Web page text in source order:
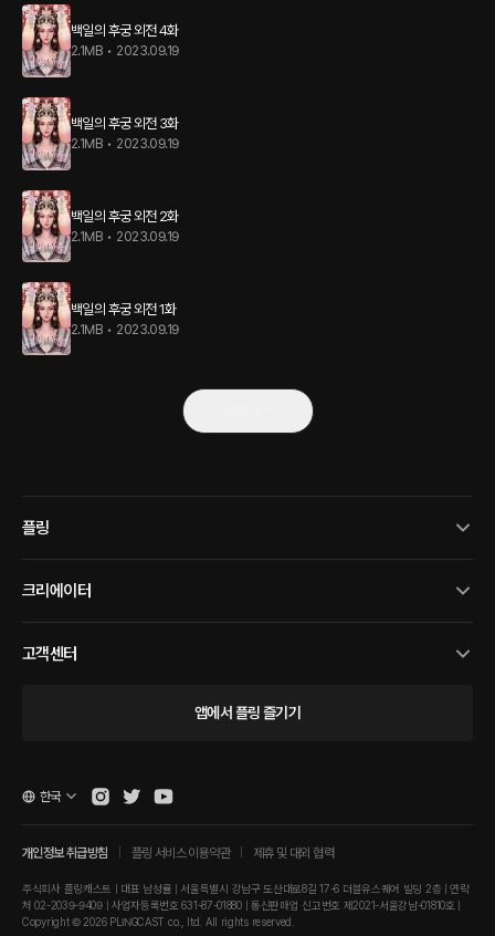
백일의 후궁 외전 4화
2.1MB • 2023.09.19
백일의 후궁 외전 3화
2.1MB • 2023.09.19
백일의 후궁 외전 2화
2.1MB • 2023.09.19
백일의 후궁 외전 1화
2.1MB • 2023.09.19
플링
크리에이터
고객센터
앱에서 플링 즐기기
개인정보 취급방침 플링 서비스 이용약관 제휴 및 대외 협력
주식회사 플링캐스트 | 대표 남성률 | 서울특별시 강남구 도산대로8길 17-6 더블유스퀘어 빌딩 2층 | 연락
처 02-2039-9409 | 사업자등록번호 631-87-01880 | 통신판매업 신고번호 제2021-서울강남-01810호 |
Copyright © 2026 PLINGCAST co., ltd. All rights reserved.
한국